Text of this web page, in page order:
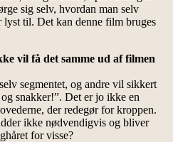
sig selv, hvordan man selv
lyst til. Det kan denne film bruges
vil få det samme ud af filmen
segmentet, og andre vil sikkert
snakker!”. Det er jo ikke en
der redegør for kroppen.
ikke nødvendigvis og bliver
for visse?